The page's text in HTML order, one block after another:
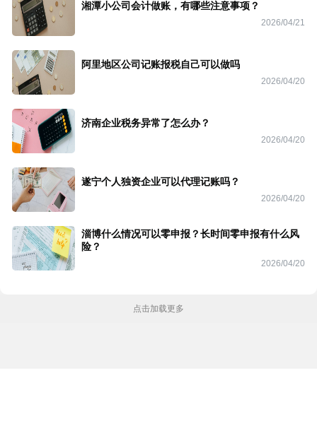
湘潭小公司会计做账，有哪些注意事项？
2026/04/21
阿里地区公司记账报税自己可以做吗
2026/04/20
济南企业税务异常了怎么办？
2026/04/20
遂宁个人独资企业可以代理记账吗？
2026/04/20
淄博什么情况可以零申报？长时间零申报有什么风
险？
2026/04/20
点击加载更多